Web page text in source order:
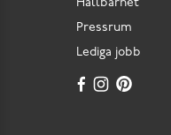
Hållbarhet
Pressrum
Lediga jobb